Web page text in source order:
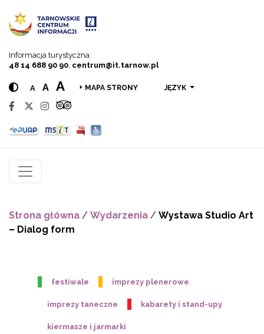
Informacja turystyczna:
48 14 688 90 90 centrum@it.tarnow.pl
A A A MAPA STRONY JĘZYK
Strona główna / Wydarzenia / Wystawa Studio Art
– Dialog form
festiwale imprezy plenerowe
imprezy taneczne kabarety i stand-upy
kiermasze i jarmarki